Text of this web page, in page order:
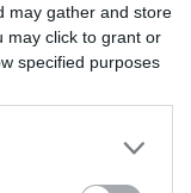
may gather and store
may click to grant or
specified purposes